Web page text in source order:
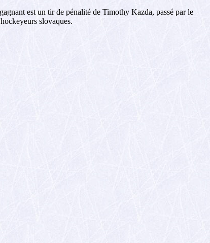
est un tir de pénalité de Timothy Kazda, passé par le
slovaques.